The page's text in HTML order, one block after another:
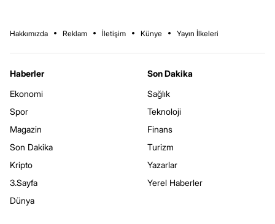
Hakkımızda Reklam İletişim Künye Yayın İlkeleri
Haberler
Ekonomi
Spor
Magazin
Son Dakika
Kripto
3.Sayfa
Dünya
Son Dakika
Sağlık
Teknoloji
Finans
Turizm
Yazarlar
Yerel Haberler